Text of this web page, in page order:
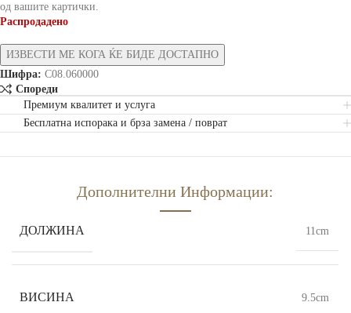
од вашите картички.
Распродадено
Шифра: C08.060000
Спореди
Премиум квалитет и услуга
Бесплатна испорака и брза замена / поврат
Дополнителни Информации:
ДОЛЖИНА 11cm
ВИСИНА 9.5cm